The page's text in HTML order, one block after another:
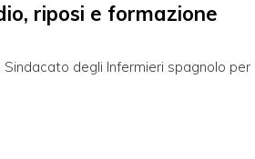
riposi e formazione
degli Infermieri spagnolo per